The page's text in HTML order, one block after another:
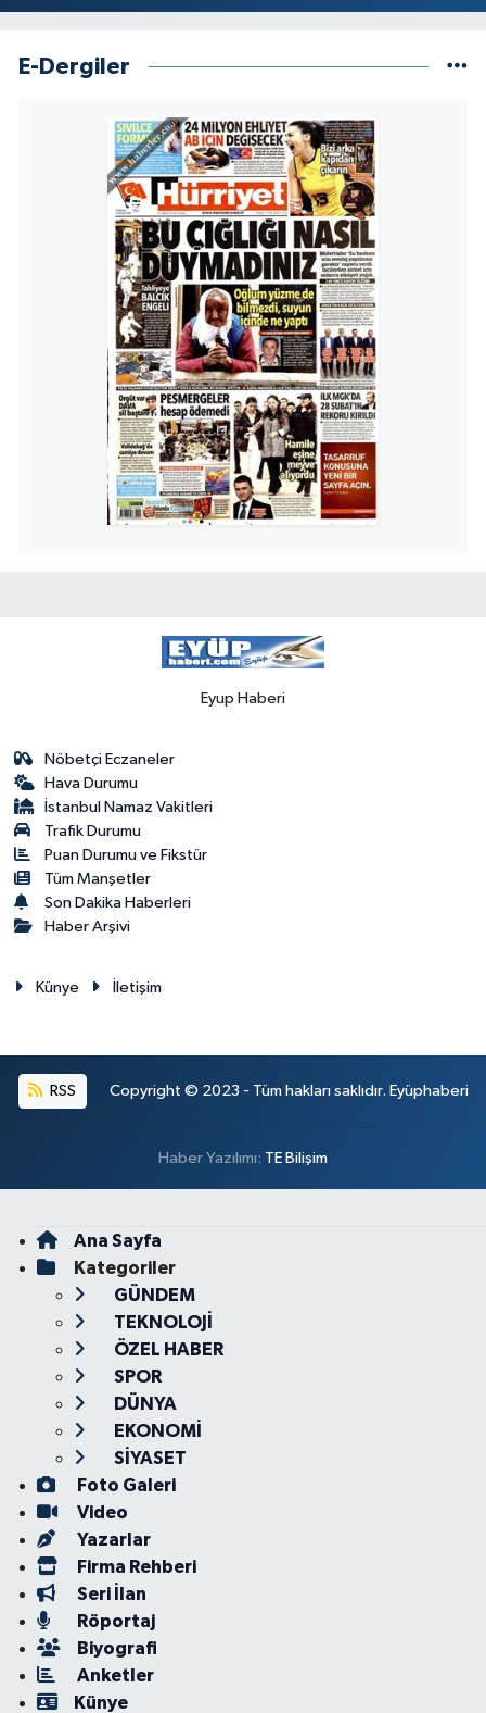
E-Dergiler
Eyup Haberi
Nöbetçi Eczaneler
Hava Durumu
İstanbul Namaz Vakitleri
Trafik Durumu
Puan Durumu ve Fikstür
Tüm Manşetler
Son Dakika Haberleri
Haber Arşivi
Künye İletişim
RSS Copyright © 2023 - Tüm hakları saklıdır. Eyüphaberi
Haber Yazılımı: TE Bilişim
Ana Sayfa
Kategoriler
GÜNDEM
TEKNOLOJİ
ÖZEL HABER
SPOR
DÜNYA
EKONOMİ
SİYASET
Foto Galeri
Video
Yazarlar
Firma Rehberi
Seri İlan
Röportaj
Biyografi
Anketler
Künye